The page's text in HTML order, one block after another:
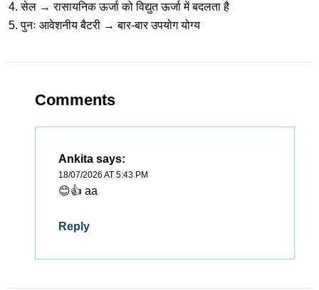
सेल → रासायनिक ऊर्जा को विद्युत ऊर्जा में बदलता है
पुनः आवेशनीय बैटरी → बार-बार उपयोग योग्य
Comments
Ankita says:
18/07/2026 AT 5:43 PM
😊👍 aa
Reply